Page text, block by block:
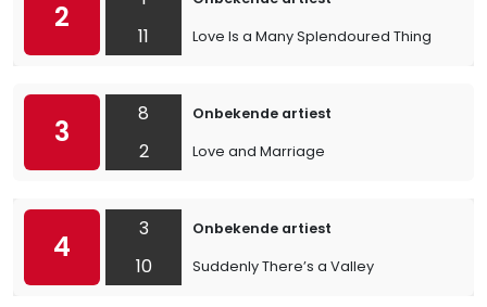
2
11
Love Is a Many Splendoured Thing
3
8
2
Onbekende artiest
Love and Marriage
4
3
10
Onbekende artiest
Suddenly There’s a Valley